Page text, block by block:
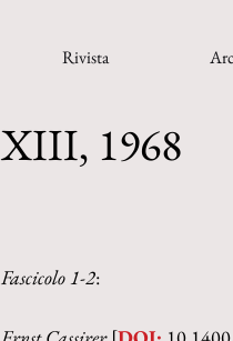
Rivista
XIII, 1968
Fascicolo 1-2: